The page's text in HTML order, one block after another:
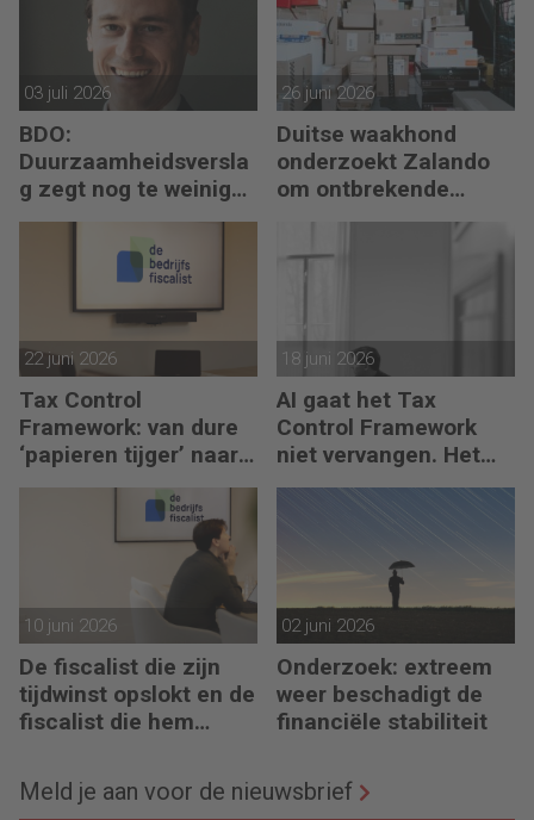
03 juli 2026
BDO:
Duurzaamheidsversla
g zegt nog te weinig
over waarde en risico’s
26 juni 2026
Duitse waakhond
onderzoekt Zalando
om ontbrekende
transactie in
22 juni 2026
Tax Control
Framework: van dure
‘papieren tijger’ naar
digitaal stuurmiddel
18 juni 2026
AI gaat het Tax
Control Framework
niet vervangen. Het
maakt de fiscalist die
kan doorvragen alleen
10 juni 2026
De fiscalist die zijn
tijdwinst opslokt en de
fiscalist die hem
02 juni 2026
Onderzoek: extreem
weer beschadigt de
financiële stabiliteit
Meld je aan voor de nieuwsbrief